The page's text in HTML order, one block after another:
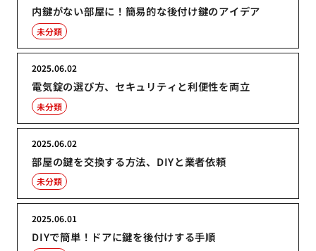
内鍵がない部屋に！簡易的な後付け鍵のアイデア
未分類
電気錠の選び方、セキュリティと利便性を両立
2025.06.02
未分類
部屋の鍵を交換する方法、DIYと業者依頼
2025.06.02
未分類
DIYで簡単！ドアに鍵を後付けする手順
2025.06.01